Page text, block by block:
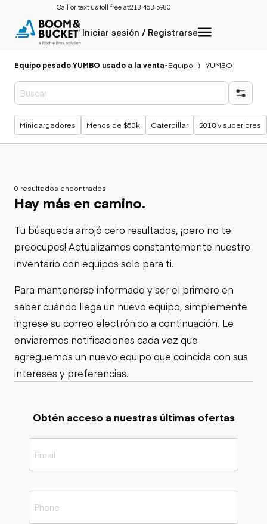
Call or text us toll free at:213-463-5980
Iniciar sesión / Registrarse
Equipo pesado YUMBO usado a la venta-Equipo YUMBO
Búsquedas populares
Minicargadores Menos de $50k Caterpillar 2018 y superiores
0 resultados encontrados
Hay más en camino.
Tu búsqueda arrojó cero resultados, ¡pero no te
preocupes! Actualizamos constantemente nuestro
inventario con equipos solo para ti.
Para mantenerse informado y ser el primero en
saber cuándo llega un nuevo equipo, simplemente
ingrese su correo electrónico a continuación. Le
enviaremos notificaciones cada vez que
agreguemos un nuevo equipo que coincida con sus
intereses y preferencias.
Obtén acceso a nuestras últimas ofertas